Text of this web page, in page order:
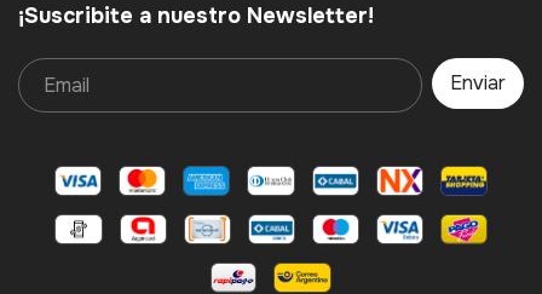
¡Suscribite a nuestro Newsletter!